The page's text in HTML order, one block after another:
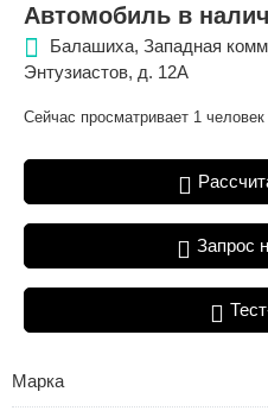
Автомобиль в
Балашиха, Западная
Энтузиастов, д. 12А
Сейчас просматривает 1 человек
Запрос
Марка